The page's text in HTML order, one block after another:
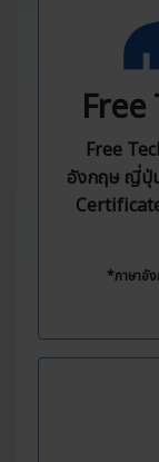
Free
อังกฤษ ญี่ปุ่น
*ภาษาอั